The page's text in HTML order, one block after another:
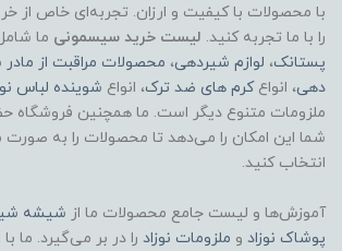
با محصولات با کیفیت و ارزان. تجربه‌ای خاص از
را با ما تجربه کنید. لیست خرید سیسمونی ما
پستانک، لوازم شیردهی، محصولات مراقبت از مادر
دهی، انواعکرم های ضد ترک، انواع شوینده لباس
ملزومات متنوع دیگر است. ما همچنین فروشگاه
شما این امکان را می‌دهد تا محصولات را به
انتخاب کنید.
آموزش‌ها و لیست جامع محصولات ما از شیشه
پوشاک نوزاد و ملزومات نوزاد را در بر می‌گیرد. ما